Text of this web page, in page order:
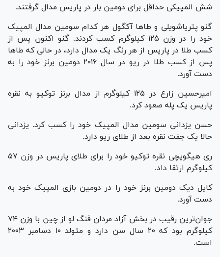
شش المپیکی حداقل برای دومین بار در پاریس مدال گرفتند.
گنو پتریاشویلی و طا‌ها آکگول هر کدام سومین مدال المپیک
خود را در وزن ۱۲۵ کیلوگرم کسب کردند. گنو اکنون پس از
کسب طلا در پاریس از هر رنگ یک مدال دارد، در حالی که طا‌ها
پس از کسب طلا در ریو در سال ۲۰۱۶ دومین برنز خود را به
دست آورد.
امیرحسین زارع در ۱۲۵ کیلوگرم از مدال برنز توکیو به نقره
پاریس یک پله صعود کرد.
حسن یزدانی سومین مدال المپیک خود را کسب کرد. یزدانی
حالا یک جفت نقره بعد از طلای ریو دارد.
ری هیگویچی نقره توکیو خود را برای طلای پاریس در وزن ۵۷
کیلوگرم ارتقا داد.
کایل دیک دومین برنز خود را در دومین بازی المپیک خود به
دست آورد.
جوان‌ترین رقیب در بخش آزاد مردان فنگ لو از چین با وزن ۷۴
کیلوگرم بود که ۲۰ سال سن دارد و متولد ۱۰ دسامبر ۲۰۰۳
است.